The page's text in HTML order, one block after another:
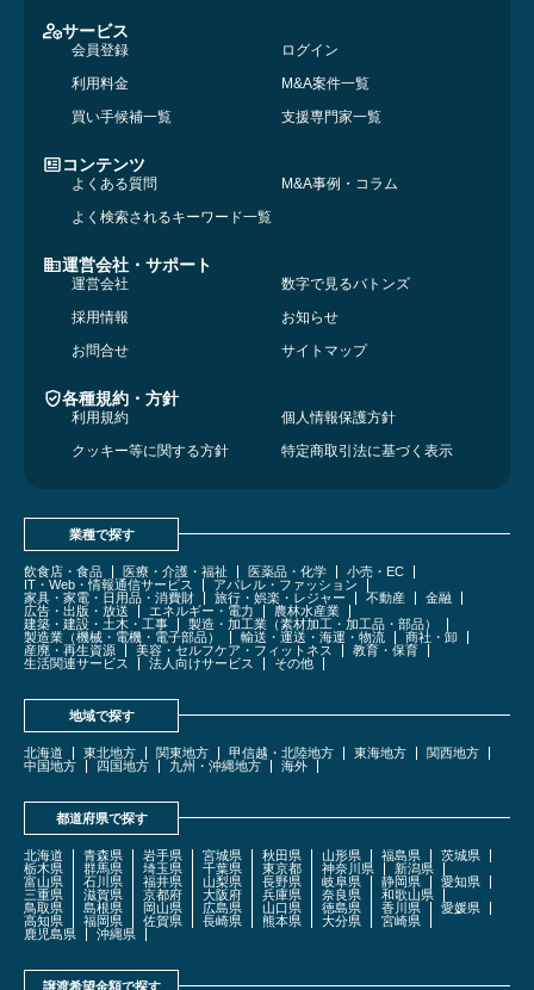
サービス
会員登録
ログイン
利用料金
M&A案件一覧
買い手候補一覧
支援専門家一覧
コンテンツ
よくある質問
M&A事例・コラム
よく検索されるキーワード一覧
運営会社・サポート
運営会社
数字で見るバトンズ
採用情報
お知らせ
お問合せ
サイトマップ
各種規約・方針
利用規約
個人情報保護方針
クッキー等に関する方針
特定商取引法に基づく表示
業種で探す
飲食店・食品 医療・介護・福祉 医薬品・化学
小売・EC
IT・Web・情報通信サービス
アパレル・ファッション
家具・家電・日用品・消費財
旅行・娯楽・レジャー 不動産
金融
広告・出版・放送
エネルギー・電力
農林水産業
建築・建設・土木・工事
製造・加工業（素材加工・加工品・部品）
製造業（機械・電機・電子部品）
輸送・運送・海運・物流
商社・卸
産廃・再生資源
美容・セルフケア・フィットネス
教育・保育
生活関連サービス
法人向けサービス その他
地域で探す
北海道 東北地方 関東地方 甲信越・北陸地方 東海地方
関西地方
中国地方
四国地方 九州・沖縄地方 海外
都道府県で探す
北海道 青森県 岩手県 宮城県 秋田県 山形県 福島県
茨城県
栃木県
群馬県 埼玉県 千葉県 東京都 神奈川県
新潟県
富山県
石川県 福井県 山梨県 長野県 岐阜県 静岡県
愛知県
三重県
滋賀県 京都府 大阪府 兵庫県 奈良県
和歌山県
鳥取県
島根県 岡山県 広島県 山口県 徳島県 香川県
愛媛県
高知県
福岡県 佐賀県 長崎県 熊本県 大分県
宮崎県
鹿児島県
沖縄県
譲渡希望金額で探す